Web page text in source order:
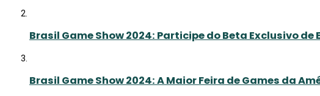
Brasil Game Show 2024: Participe do Beta Exclusivo de
Brasil Game Show 2024: A Maior Feira de Games da